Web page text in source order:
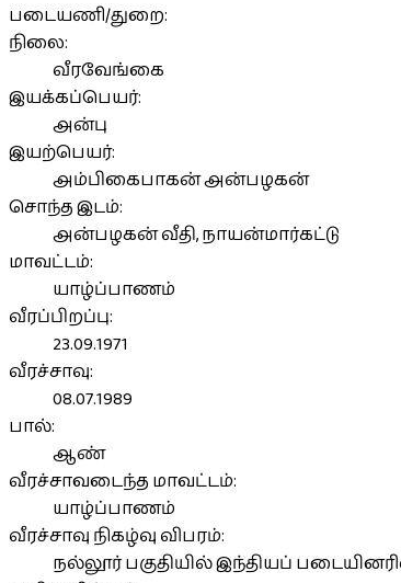
படையணி/துறை:
நிலை:
வீரவேங்கை
இயக்கப்பெயர்:
அன்பு
இயற்பெயர்:
அம்பிகைபாகன் அன்பழகன்
சொந்த இடம்:
அன்பழகன் வீதி, நாயன்மார்கட்டு
மாவட்டம்:
யாழ்ப்பாணம்
வீரப்பிறப்பு:
23.09.1971
வீரச்சாவு:
08.07.1989
பால்:
ஆண்
வீரச்சாவடைந்த மாவட்டம்:
யாழ்ப்பாணம்
வீரச்சாவு நிகழ்வு விபரம்:
நல்லூர் பகுதியில் இந்தியப்